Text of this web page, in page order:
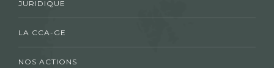
JURIDIQUE
LA CCA-GE
NOS ACTIONS